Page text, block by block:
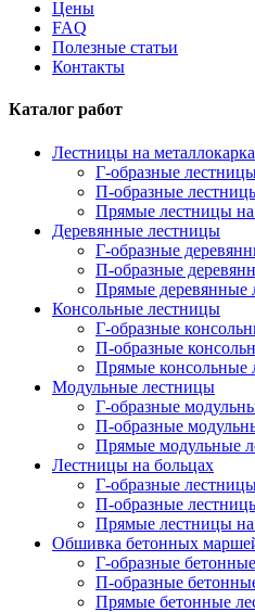
Цены
FAQ
Полезные статьи
Контакты
Каталог работ
Лестницы на
Г-образные
П-образные
Прямые лестницы на
Деревянные лестницы
Г-образные
П-образные
Прямые деревянные
Консольные лестницы
Г-образные
П-образные
Прямые консольные
Модульные лестницы
Г-образные
П-образные
Прямые модульные
Лестницы на больцах
Г-образные
П-образные
Прямые лестницы на
Обшивка бетонных
Г-образные
П-образные
Прямые бетонные